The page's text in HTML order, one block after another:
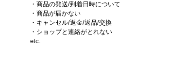
・商品の発送/到着日時について
・商品が届かない
・キャンセル/返金/返品/交換
・ショップと連絡がとれない
etc.